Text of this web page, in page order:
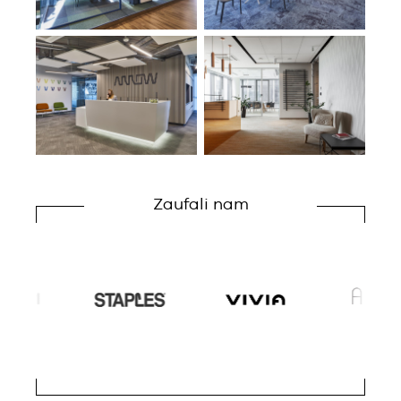
Zaufali nam